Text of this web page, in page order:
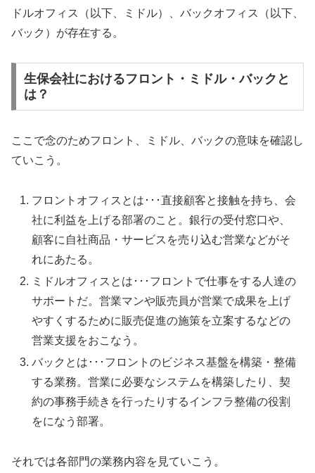
ドルオフィス（以下、ミドル）、バックオフィス（以下、
バック）が存在する。
生保会社におけるフロント・ミドル・バックと
は？
ここで念のためフロント、ミドル、バックの意味を確認し
ていこう。
フロントオフィスとは･･･直接顧客と接触を持ち、会
社に利益を上げる部署のこと。銀行の受付窓口や、
顧客に自社商品・サービスを売り込む営業などがそ
れにあたる。
ミドルオフィスとは･･･フロントで仕事をする人達の
サポートだ。営業マンや販売員が営業で成果を上げ
やすくするために販売促進の施策を立案するなどの
営業支援をおこなう。
バックとは･･･フロントのビジネス基盤を構築・整備
する業務。営業に必要なシステムを構築したり、契
約の事務手続きを行ったりするインフラ整備の役割
をになう部署。
それでは各部門の業務内容を見ていこう。